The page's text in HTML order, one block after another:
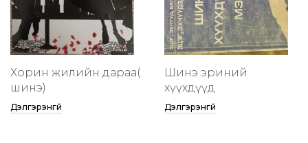
Хорин жилийн дараа(
шинэ)
Дэлгэрэнгүй
Шинэ эриний
хүүхдүүд
Дэлгэрэнгүй